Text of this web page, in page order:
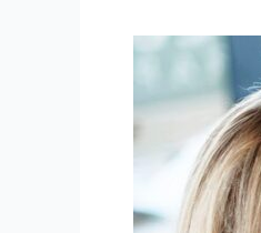
4
que
Infoprodutor
Precisa